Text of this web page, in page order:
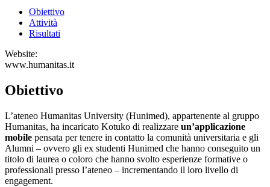
Obiettivo
Attività
Risultati
Website:
www.humanitas.it
Obiettivo
L’ateneo Humanitas University (Hunimed), appartenente al gruppo
Humanitas, ha incaricato Kotuko di realizzare un’applicazione
mobile pensata per tenere in contatto la comunità universitaria e gli
Alumni – ovvero gli ex studenti Hunimed che hanno conseguito un
titolo di laurea o coloro che hanno svolto esperienze formative o
professionali presso l’ateneo – incrementando il loro livello di
engagement.